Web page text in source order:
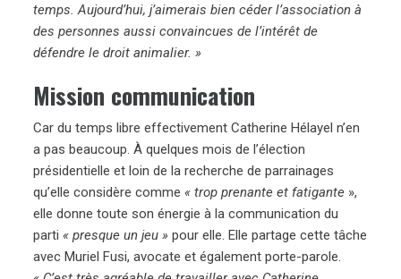
temps. Aujourd’hui, j’aimerais bien céder l’association à
des personnes aussi convaincues de l’intérêt de
défendre le droit animalier. »
Mission communication
Car du temps libre effectivement Catherine Hélayel n’en
a pas beaucoup. À quelques mois de l’élection
présidentielle et loin de la recherche de parrainages
qu’elle considère comme « trop prenante et fatigante »,
elle donne toute son énergie à la communication du
parti« presque un jeu » pour elle. Elle partage cette tâche
avec Muriel Fusi, avocate et également porte-parole.